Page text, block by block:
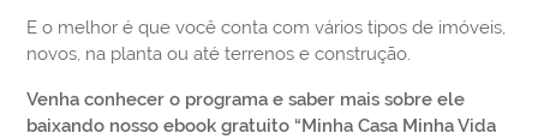
E o melhor é que você conta com vários tipos de imóveis,
novos, na planta ou até terrenos e construção.
Venha conhecer o programa e saber mais sobre ele
baixando nosso ebook gratuito “Minha Casa Minha Vida